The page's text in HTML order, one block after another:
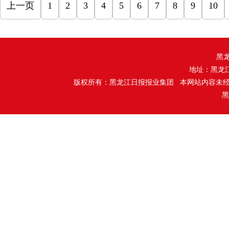
上一页 1 2 3 4 5 6 7 8 9 10
黑
地址：黑龙
版权所有：黑龙江日报报业集团 本网站内容未